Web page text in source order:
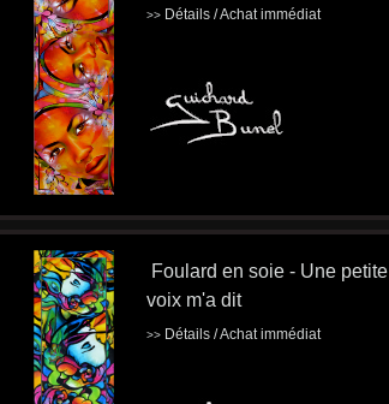
>> Détails / Achat immédiat
Foulard en soie - Une petite
voix m'a dit
>> Détails / Achat immédiat